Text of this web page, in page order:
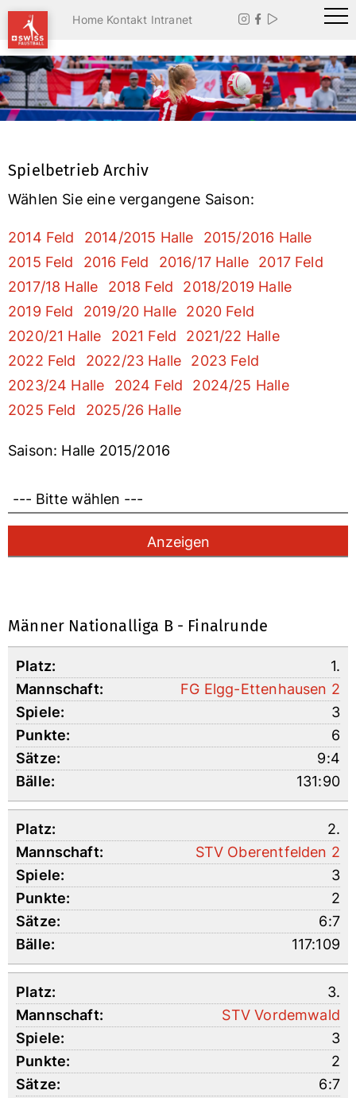
Home Kontakt Intranet   
Spielbetrieb Archiv
Wählen Sie eine vergangene Saison:
2014 Feld 2014/2015 Halle
2015/2016 Halle
2015 Feld
2016 Feld 2016/17 Halle
2017 Feld
2017/18 Halle
2018 Feld
2018/2019 Halle
2019 Feld
2019/20 Halle
2020 Feld
2020/21 Halle
2021 Feld
2021/22 Halle
2022 Feld
2022/23 Halle
2023 Feld
2023/24 Halle
2024 Feld
2024/25 Halle
2025 Feld
2025/26 Halle
Saison: Halle 2015/2016
Männer Nationalliga B - Finalrunde
1.
FG Elgg-Ettenhausen 2
3
6
9:4
131:90
2.
STV Oberentfelden 2
3
2
6:7
117:109
3.
STV Vordemwald
3
2
6:7